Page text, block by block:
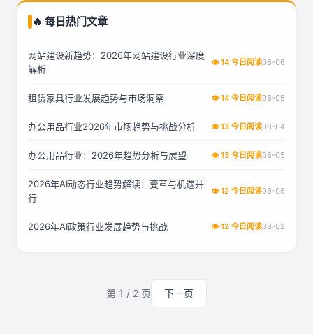
🔥 每日热门文章
网站建设新趋势：2026年网站建设行业深度
解析
👁 14 今日阅读08-06
租赁家具行业发展趋势与市场洞察 👁 14 今日阅读08-05
办公用品行业2026年市场趋势与挑战分析 👁 13 今日阅读08-04
办公用品行业：2026年趋势分析与展望 👁 13 今日阅读08-05
2026年AI动态行业趋势解读：变革与机遇并
行
👁 12 今日阅读08-06
2026年AI政策行业发展趋势与挑战 👁 12 今日阅读08-02
第 1 / 2 页 下一页